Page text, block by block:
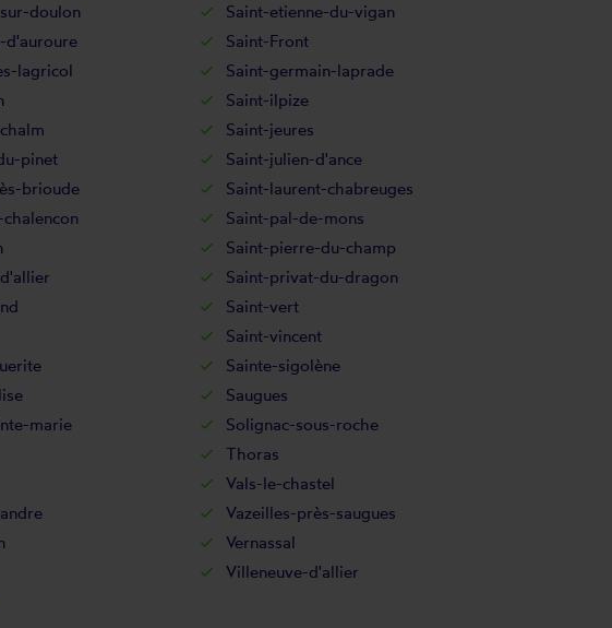
doulon
Saint-etienne-du-vigan
d'auroure
Saint-Front
lagricol
Saint-germain-laprade
Saint-ilpize
Saint-jeures
pinet
Saint-julien-d'ance
brioude
Saint-laurent-chabreuges
Saint-pal-de-mons
Saint-pierre-du-champ
Saint-privat-du-dragon
Saint-vert
Saint-vincent
Sainte-sigolène
Saugues
marie
Solignac-sous-roche
Thoras
Vals-le-chastel
Vazeilles-près-saugues
Vernassal
Villeneuve-d'allier